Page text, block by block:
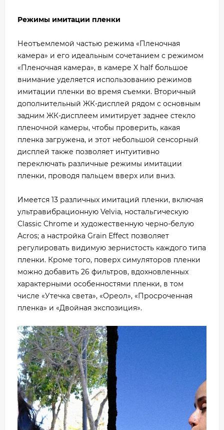
Режимы имитации пленки
Неотъемлемой частью режима «Пленочная
камера» и его идеальным сочетанием с режимом
«Пленочная камера», в камере X half большое
внимание уделяется использованию режимов
имитации пленки во время съемки. Вторичный
дополнительный ЖК-дисплей рядом с основным
задним ЖК-дисплеем имитирует заднее стекло
пленочной камеры, чтобы проверить, какая
пленка загружена, и этот небольшой сенсорный
дисплей также позволяет интуитивно
переключать различные режимы имитации
пленки, проводя пальцем вверх или вниз.
Имеется 13 различных имитаций пленки, включая
ультравибрационную Velvia, ностальгическую
Classic Chrome и художественную черно-белую
Acros; а настройка Grain Effect позволяет
регулировать видимую зернистость каждого типа
пленки. Кроме того, поверх симуляторов пленки
можно добавить 26 фильтров, вдохновленных
характерными особенностями пленки, в том
числе «Утечка света», «Ореол», «Просроченная
пленка» и «Двойная экспозиция».